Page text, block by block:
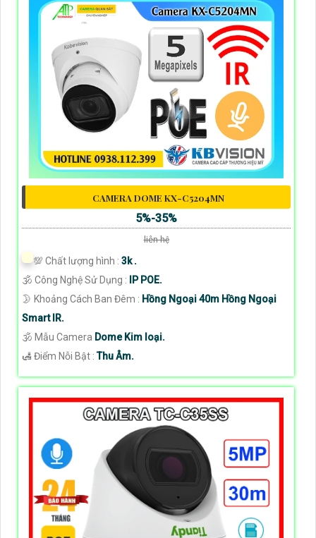
CAMERA DOME KX-C5204MN
5%-35%
liên hệ
💯 Chất lượng hình : 3k .
🕉️ Công Nghệ Sử Dụng :
IP POE.
🌛 Khoảng Cách Ban Đêm : Hồng Ngoại 40m Hồng Ngoại
Smart IR.
🕉️ Mẫu Camera Dome Kim loại.
️🛃 Điểm Nỗi Bật :Thu Âm.